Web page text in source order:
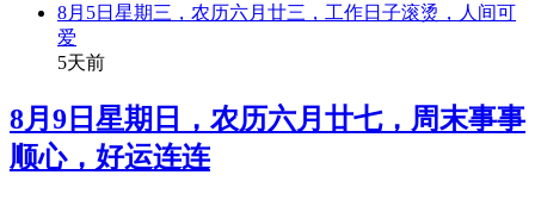
8月5日星期三，农历六月廿三，工作日子滚烫，人间可
爱
5天前
8月9日星期日，农历六月廿七，周末事事
顺心，好运连连